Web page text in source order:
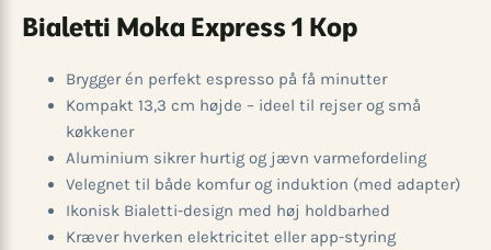
Bialetti Moka Express 1 Kop
Brygger én perfekt espresso på få minutter
Kompakt 13,3 cm højde – ideel til rejser og små
køkkener
Aluminium sikrer hurtig og jævn varmefordeling
Velegnet til både komfur og induktion (med adapter)
Ikonisk Bialetti-design med høj holdbarhed
Kræver hverken elektricitet eller app-styring